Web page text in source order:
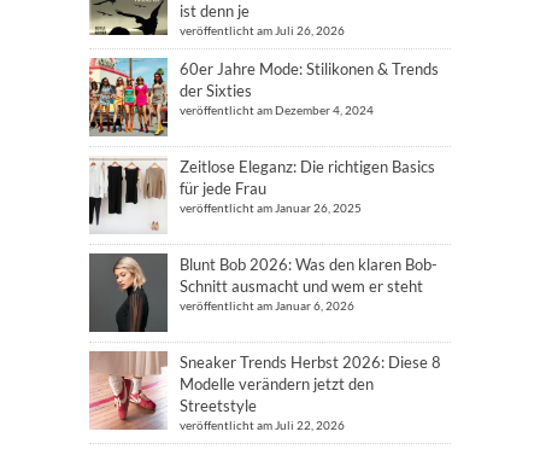
ist denn je
veröffentlicht am Juli 26, 2026
60er Jahre Mode: Stilikonen & Trends
der Sixties
veröffentlicht am Dezember 4, 2024
Zeitlose Eleganz: Die richtigen Basics
für jede Frau
veröffentlicht am Januar 26, 2025
Blunt Bob 2026: Was den klaren Bob-
Schnitt ausmacht und wem er steht
veröffentlicht am Januar 6, 2026
Sneaker Trends Herbst 2026: Diese 8
Modelle verändern jetzt den
Streetstyle
veröffentlicht am Juli 22, 2026